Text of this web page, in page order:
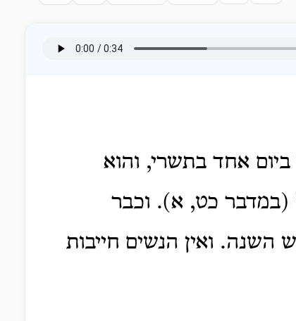
ביום אחד בתשרי, והוא
(במדבר כט, א). וכבר
השנה. ואין הנשים חייבות